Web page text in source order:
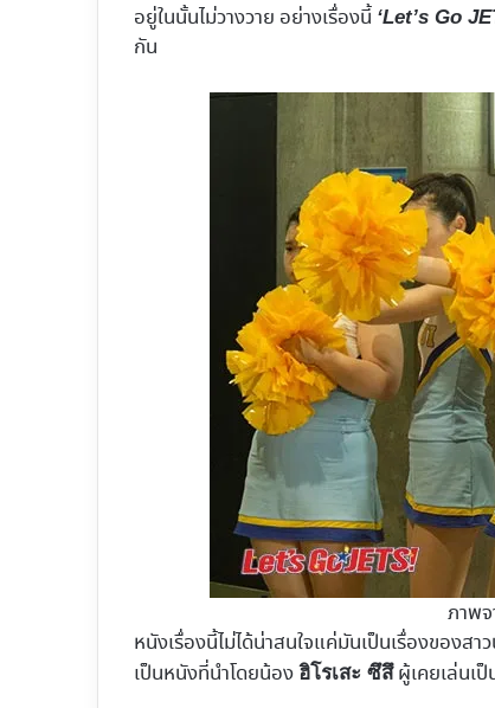
อยู่ในนั้นไม่วางวาย อย่างเรื่องนี้ ‘Let’s Go
กัน
ภาพ
หนังเรื่องนี้ไม่ได้น่าสนใจแค่มันเป็นเรื่องของส
เป็นหนังที่นำโดยน้องฮิโรเสะ ซึสึผู้เคยเล่นเ